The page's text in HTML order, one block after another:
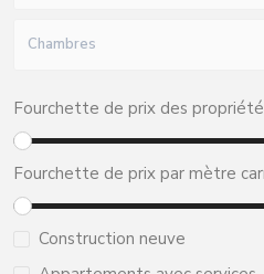
Fourchette de prix des
Fourchette de prix par mètre
Construction neuve